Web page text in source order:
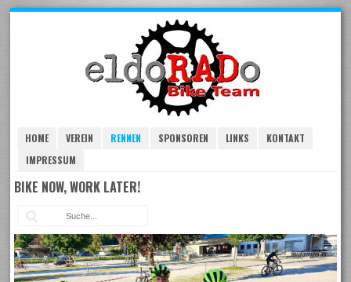
HOME VEREIN RENNEN SPONSOREN LINKS
KONTAKT
IMPRESSUM
BIKE NOW, WORK LATER!